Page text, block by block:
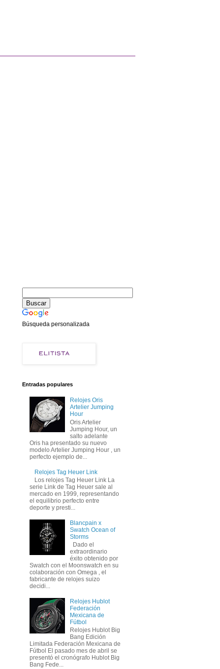
Búsqueda personalizada
Entradas populares
Relojes Oris
Artelier Jumping
Hour
Oris Artelier
Jumping Hour, un
salto adelante
Oris ha presentado su nuevo
modelo Artelier Jumping Hour , un
perfecto ejemplo de...
Relojes Tag Heuer Link
Los relojes Tag Heuer Link La
serie Link de Tag Heuer sale al
mercado en 1999, representando
el equilibrio perfecto entre
deporte y presti...
Blancpain x
Swatch Ocean of
Storms
Dado el
extraordinario
éxito obtenido por
Swatch con el Moonswatch en su
colaboración con Omega , el
fabricante de relojes suizo
decidi...
Relojes Hublot
Federación
Mexicana de
Fútbol
Relojes Hublot Big
Bang Edición
Limitada Federación Mexicana de
Fútbol El pasado mes de abril se
presentó el cronógrafo Hublot Big
Bang Fede...